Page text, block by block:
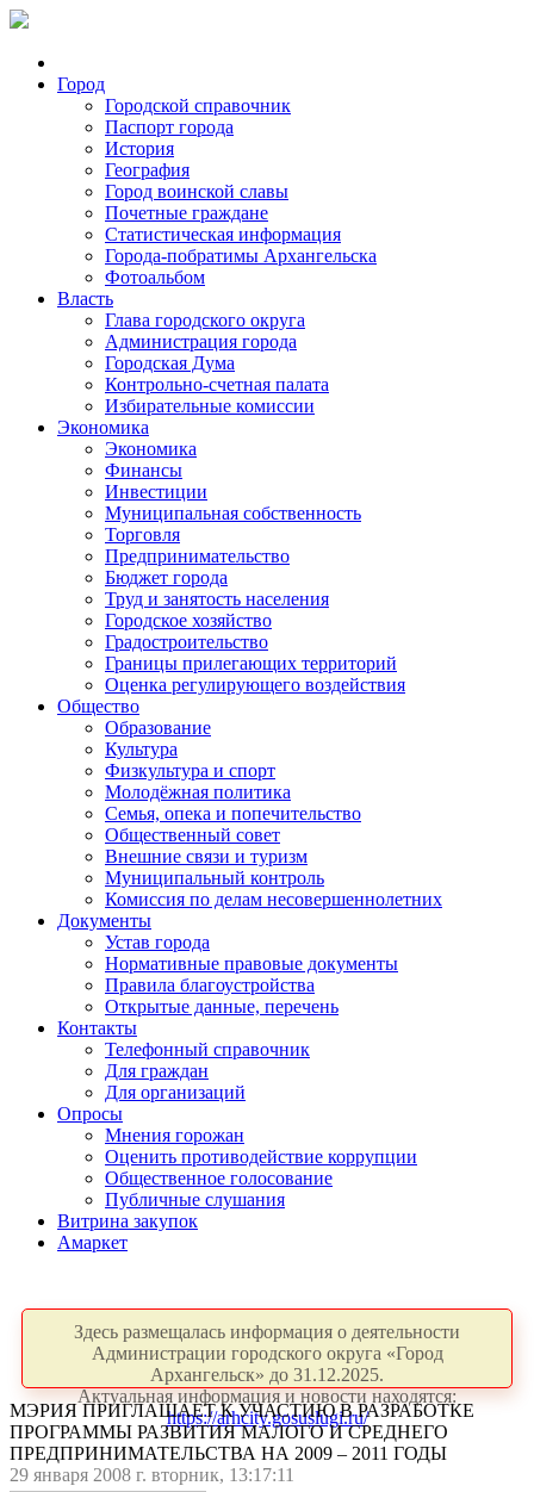
Город
Городской справочник
Паспорт города
История
География
Город воинской славы
Почетные граждане
Статистическая информация
Города-побратимы Архангельска
Фотоальбом
Власть
Глава городского округа
Администрация города
Городская Дума
Контрольно-счетная палата
Избирательные комиссии
Экономика
Экономика
Финансы
Инвестиции
Муниципальная собственность
Торговля
Предпринимательство
Бюджет города
Труд и занятость населения
Городское хозяйство
Градостроительство
Границы прилегающих территорий
Оценка регулирующего воздействия
Общество
Образование
Культура
Физкультура и спорт
Молодёжная политика
Семья, опека и попечительство
Общественный совет
Внешние связи и туризм
Муниципальный контроль
Комиссия по делам несовершеннолетних
Документы
Устав города
Нормативные правовые документы
Правила благоустройства
Открытые данные, перечень
Контакты
Телефонный справочник
Для граждан
Для организаций
Опросы
Мнения горожан
Оценить противодействие коррупции
Общественное голосование
Публичные слушания
Витрина закупок
Амаркет
Здесь размещалась информация о деятельности
Администрации городского округа «Город
Архангельск» до 31.12.2025.
Актуальная информация и новости находятся:
https://arhcity.gosuslugi.ru/
МЭРИЯ ПРИГЛАШАЕТ К УЧАСТИЮ В РАЗРАБОТКЕ
ПРОГРАММЫ РАЗВИТИЯ МАЛОГО И СРЕДНЕГО
ПРЕДПРИНИМАТЕЛЬСТВА НА 2009 – 2011 ГОДЫ
29 января 2008 г. вторник, 13:17:11